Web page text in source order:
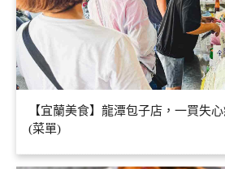
【宜蘭美食】龍潭包子店，一買失
(菜單)